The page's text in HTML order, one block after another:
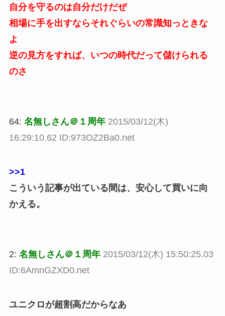
自分を守るのは自分だけだぜ
相場に手を出すならそれぐらいの常識知っときな
よ
逆の見方をすれば、いつの時代だって儲けられる
のさ
64: 名無しさん＠１周年 2015/03/12(木)
16:29:10.62 ID:973OZ2Ba0.net
>>1
こういう記事が出ている間は、安心して買いに向
かえる。
2: 名無しさん＠１周年 2015/03/12(木) 15:50:25.03
ID:6AmnGZXD0.net
ユニクロが超割高だからなあ